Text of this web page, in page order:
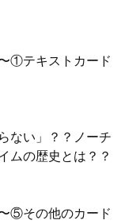
①テキストカード
ない」？？ノーチ
ムの歴史とは？？
⑤その他のカード